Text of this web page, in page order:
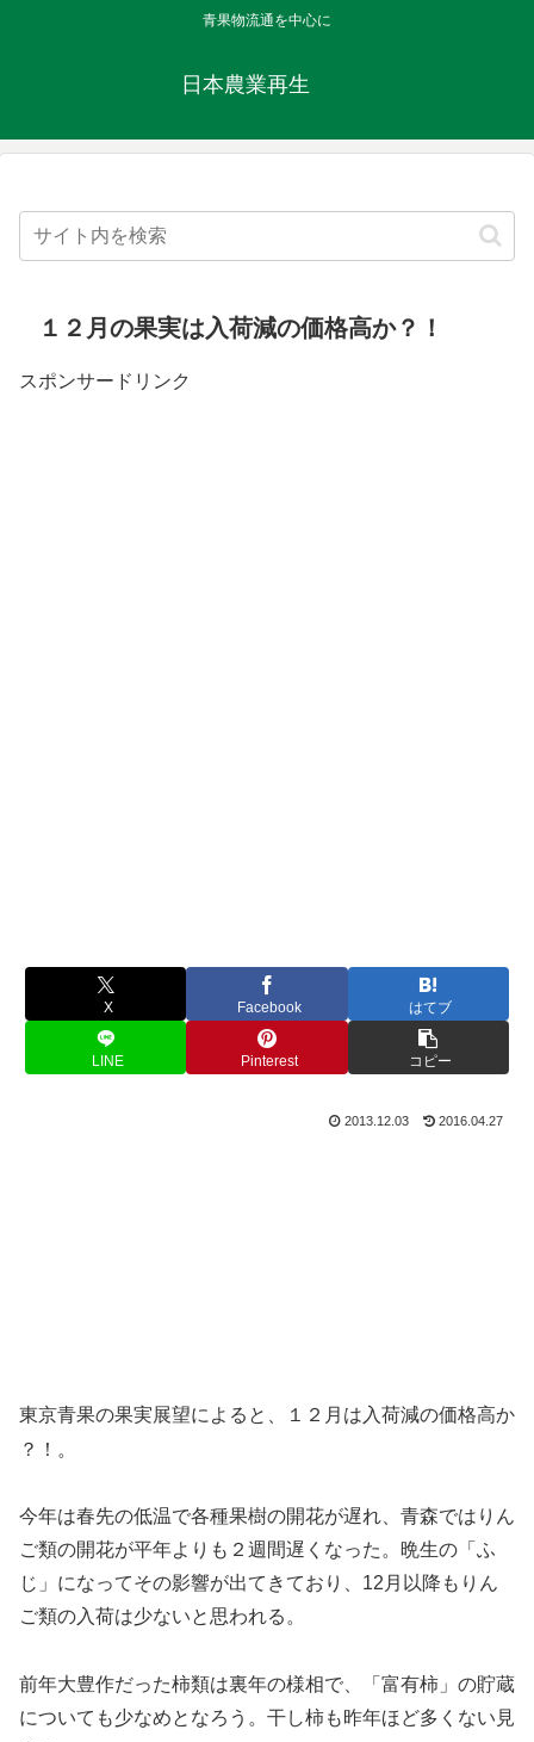
青果物流通を中心に
日本農業再生
１２月の果実は入荷減の価格高か？！
スポンサードリンク
X Facebook はてブ
LINE Pinterest コピー
2013.12.03 2016.04.27
東京青果の果実展望によると、１２月は入荷減の価格高か
？！。
今年は春先の低温で各種果樹の開花が遅れ、青森ではりん
ご類の開花が平年よりも２週間遅くなった。晩生の「ふ
じ」になってその影響が出てきており、12月以降もりん
ご類の入荷は少ないと思われる。
前年大豊作だった柿類は裏年の様相で、「富有柿」の貯蔵
についても少なめとなろう。干し柿も昨年ほど多くない見